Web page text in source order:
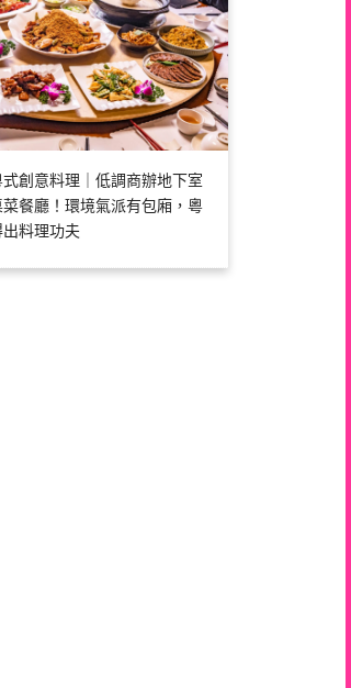
創意料理｜低調商辦地下室
餐廳！環境氣派有包廂，粵
料理功夫